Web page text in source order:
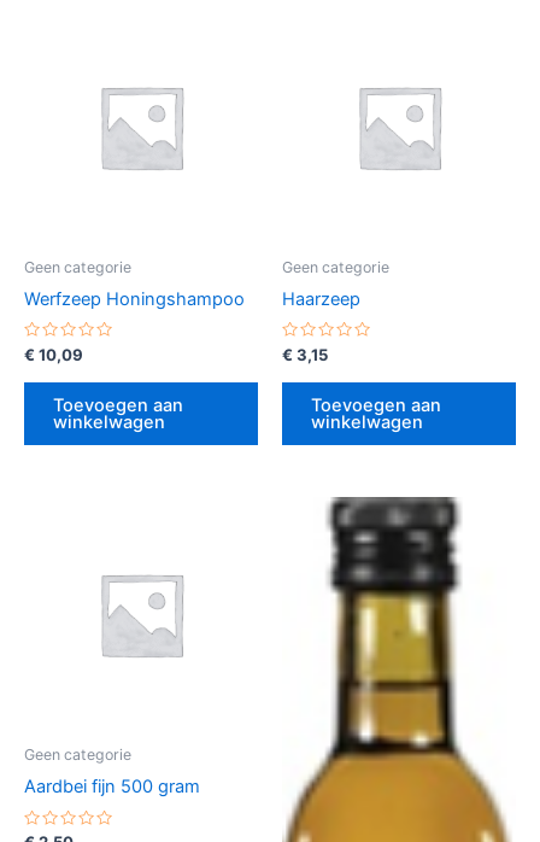
Geen categorie
Werfzeep Honingshampoo
Gewaardeerd
0
uit
€ 10,09
Toevoegen aan
winkelwagen
Geen categorie
Haarzeep
Gewaardeerd
0
uit
€ 3,15
Toevoegen aan
winkelwagen
Geen categorie
Aardbei fijn 500 gram